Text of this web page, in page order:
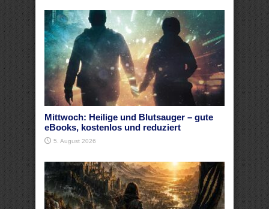
Mittwoch: Heilige und Blutsauger – gute
eBooks, kostenlos und reduziert
5. August 2026